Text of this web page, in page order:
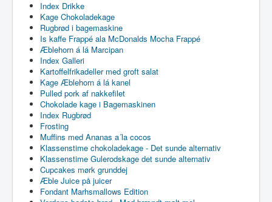
Index Drikke
Kage Chokoladekage
Rugbrød i bagemaskine
Is kaffe Frappé ala McDonalds Mocha Frappé
Æblehorn á lá Marcipan
Index Galleri
Kartoffelfrikadeller med groft salat
Kage Æblehorn á lá kanel
Pulled pork af nakkefilet
Chokolade kage i Bagemaskinen
Index Rugbrød
Frosting
Muffins med Ananas a´la cocos
Klassenstime chokoladekage - Det sunde alternativ
Klassenstime Gulerodskage det sunde alternativ
Cupcakes mørk grunddej
Æble Juice på juicer
Fondant Marhsmallows Edition